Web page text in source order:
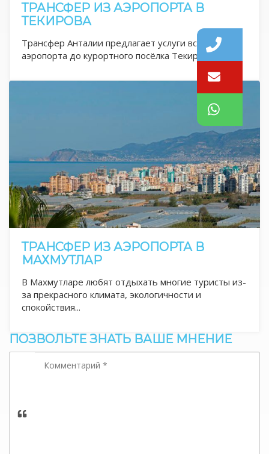
ТРАНСФЕР ИЗ АЭРОПОРТА В
ТЕКИРОВА
Трансфер Анталии предлагает услуги встречи из
аэропорта до курортного посёлка Текирова с...
ТРАНСФЕР ИЗ АЭРОПОРТА В
МАХМУТЛАР
В Махмутларе любят отдыхать многие туристы из-
за прекрасного климата, экологичности и
спокойствия...
ПОЗВОЛЬТЕ ЗНАТЬ ВАШЕ МНЕНИЕ